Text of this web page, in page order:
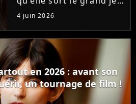
cette semaine en
publiant son premier
single J'me demande, la
gagnante de la Star
Academy affiche
clairement ses
ambitions. Son rêve...
4 juin 2026
en 2026 : avant son
un tournage de film !